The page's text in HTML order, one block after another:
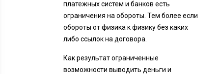
платежных систем и банков есть
ограничения на обороты. Тем более если
обороты от физика к физику без каких
либо ссылок на договора.
Как результат ограниченные
возможности выводить деньги и